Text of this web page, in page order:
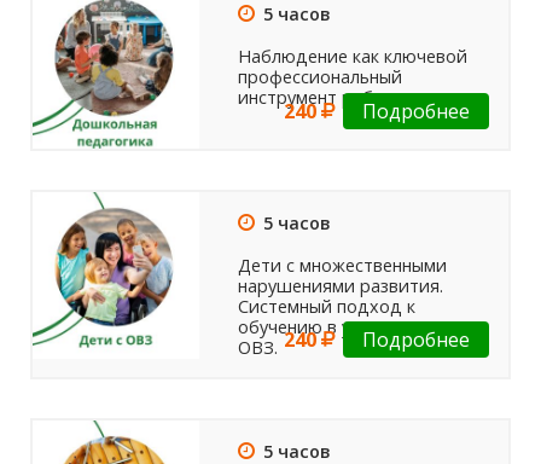
5 часов
Наблюдение как ключевой
профессиональный
инструмент работы педагога
240 Подробнее
5 часов
Дети с множественными
нарушениями развития.
Системный подход к
обучению в условиях ФГОС
ОВЗ. 240 Подробнее
5 часов